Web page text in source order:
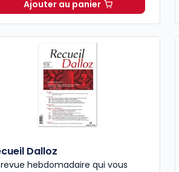
à 27,14 € TTC/mois
Ajouter au panierDalloz Actualité à 40,79 €
Dalloz
revue hebdomadaire qui vous